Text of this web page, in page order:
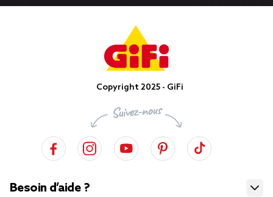
Copyright 2025 - GiFi
Besoin d’aide ?